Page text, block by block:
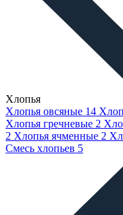
Хлопья
Хлопья овсяные 14
Хлопья гречневые 2
2 Хлопья ячменные 2
Смесь хлопьев 5